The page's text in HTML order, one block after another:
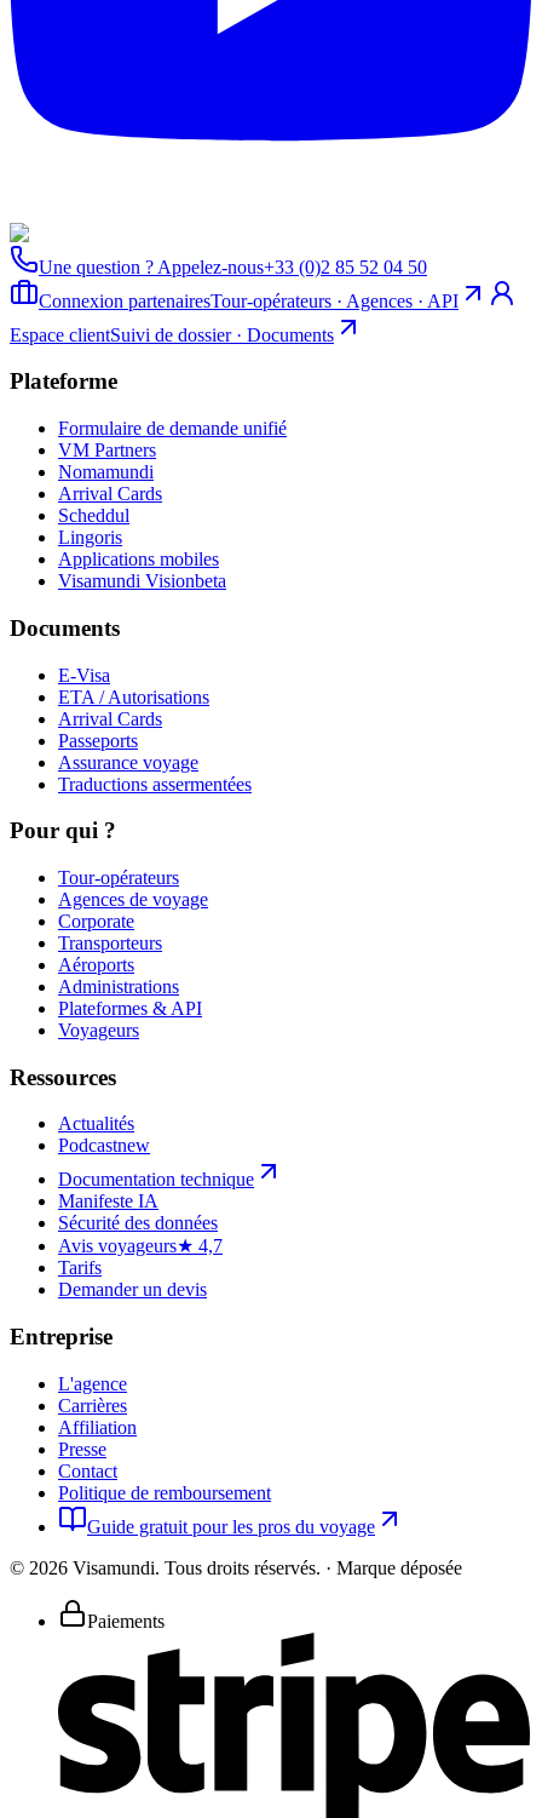
Une question ? Appelez-nous+33 (0)2 85 52 04 50
Connexion partenairesTour-opérateurs · Agences · API
Espace clientSuivi de dossier · Documents
Plateforme
Formulaire de demande unifié
VM Partners
Nomamundi
Arrival Cards
Scheddul
Lingoris
Applications mobiles
Visamundi Visionbeta
Documents
E-Visa
ETA / Autorisations
Arrival Cards
Passeports
Assurance voyage
Traductions assermentées
Pour qui ?
Tour-opérateurs
Agences de voyage
Corporate
Transporteurs
Aéroports
Administrations
Plateformes & API
Voyageurs
Ressources
Actualités
Podcastnew
Documentation technique
Manifeste IA
Sécurité des données
Avis voyageurs★ 4,7
Tarifs
Demander un devis
Entreprise
L'agence
Carrières
Affiliation
Presse
Contact
Politique de remboursement
Guide gratuit pour les pros du voyage
© 2026 Visamundi. Tous droits réservés. · Marque déposée
Paiements